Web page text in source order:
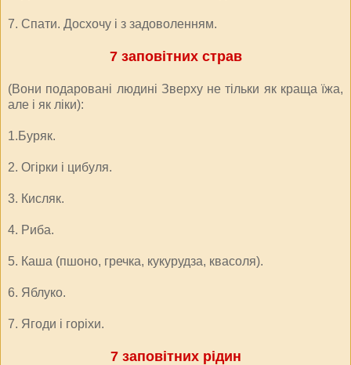
7. Спати. Досхочу і з задоволенням.
7 заповітних страв
(Вони подаровані людині Зверху не тільки як краща їжа,
але і як ліки):
1.Буряк.
2. Огірки і цибуля.
3. Кисляк.
4. Риба.
5. Каша (пшоно, гречка, кукурудза, квасоля).
6. Яблуко.
7. Ягоди і горіхи.
7 заповітних рідин